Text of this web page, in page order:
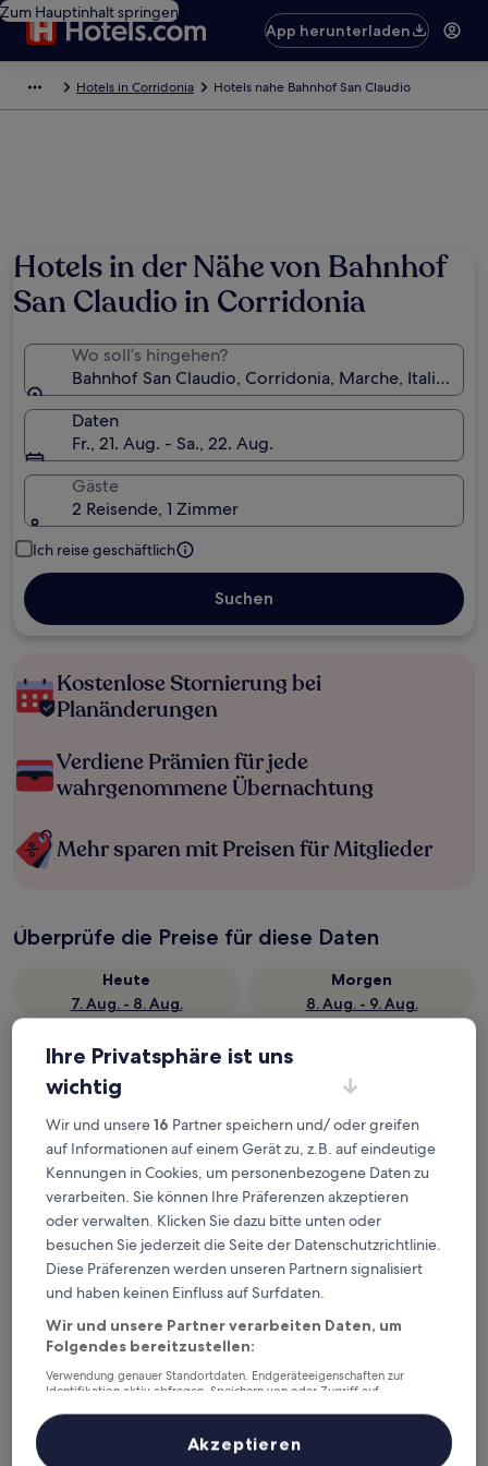
Zum Hauptinhalt springen
App herunterladen
Hotels in Corridonia Hotels nahe Bahnhof San Claudio
Hotels in der Nähe von Bahnhof
San Claudio in Corridonia
Wo soll’s hingehen?
Bahnhof San Claudio, Corridonia, Marche, Italien
Daten
Fr., 21. Aug. - Sa., 22. Aug.
Gäste
2 Reisende, 1 Zimmer
Ich reise geschäftlich
Suchen
Kostenlose Stornierung bei
Planänderungen
Verdiene Prämien für jede
wahrgenommene Übernachtung
Mehr sparen mit Preisen für Mitglieder
Überprüfe die Preise für diese Daten
Heute
7. Aug. - 8. Aug.
Morgen
8. Aug. - 9. Aug.
7. Aug. - 9. Aug.
Empfohlene Unterkünfte Preis (aufsteigend)
Deine Ausgangsbasis nahe
Bahnhof San Claudio
La Rosa dei Venti
Ihre Privatsphäre ist uns
wichtig
Wir und unsere16 Partner speichern und/ oder greifen
auf Informationen auf einem Gerät zu, z.B. auf eindeutige
Kennungen in Cookies, um personenbezogene Daten zu
verarbeiten. Sie können Ihre Präferenzen akzeptieren
oder verwalten. Klicken Sie dazu bitte unten oder
besuchen Sie jederzeit die Seite der Datenschutzrichtlinie.
Diese Präferenzen werden unseren Partnern signalisiert
und haben keinen Einfluss auf Surfdaten.
Wir und unsere Partner verarbeiten Daten, um
Folgendes bereitzustellen:
Verwendung genauer Standortdaten. Endgeräteeigenschaften zur
Identifikation aktiv abfragen. Speichern von oder Zugriff auf
Inhalte, Messung von Werbeleistung und der Performance von Inhalten,
Zielgruppenforschung sowie Entwicklung und Verbesserung von
Akzeptieren